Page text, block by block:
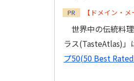
PR 【ドメイン・
世界中の伝統料
ラス(TasteAtlas)」
プ50(50 Best